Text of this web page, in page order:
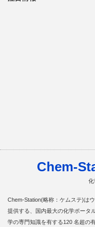
Chem-
化
Chem-Station(略称：ケムステ)は
提供する、国内最大の化学ポータ
学の専門知識を有する120 名超の